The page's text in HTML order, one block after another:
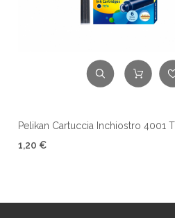
Pelikan Cartuccia Inchiostro 4001
1,20 €